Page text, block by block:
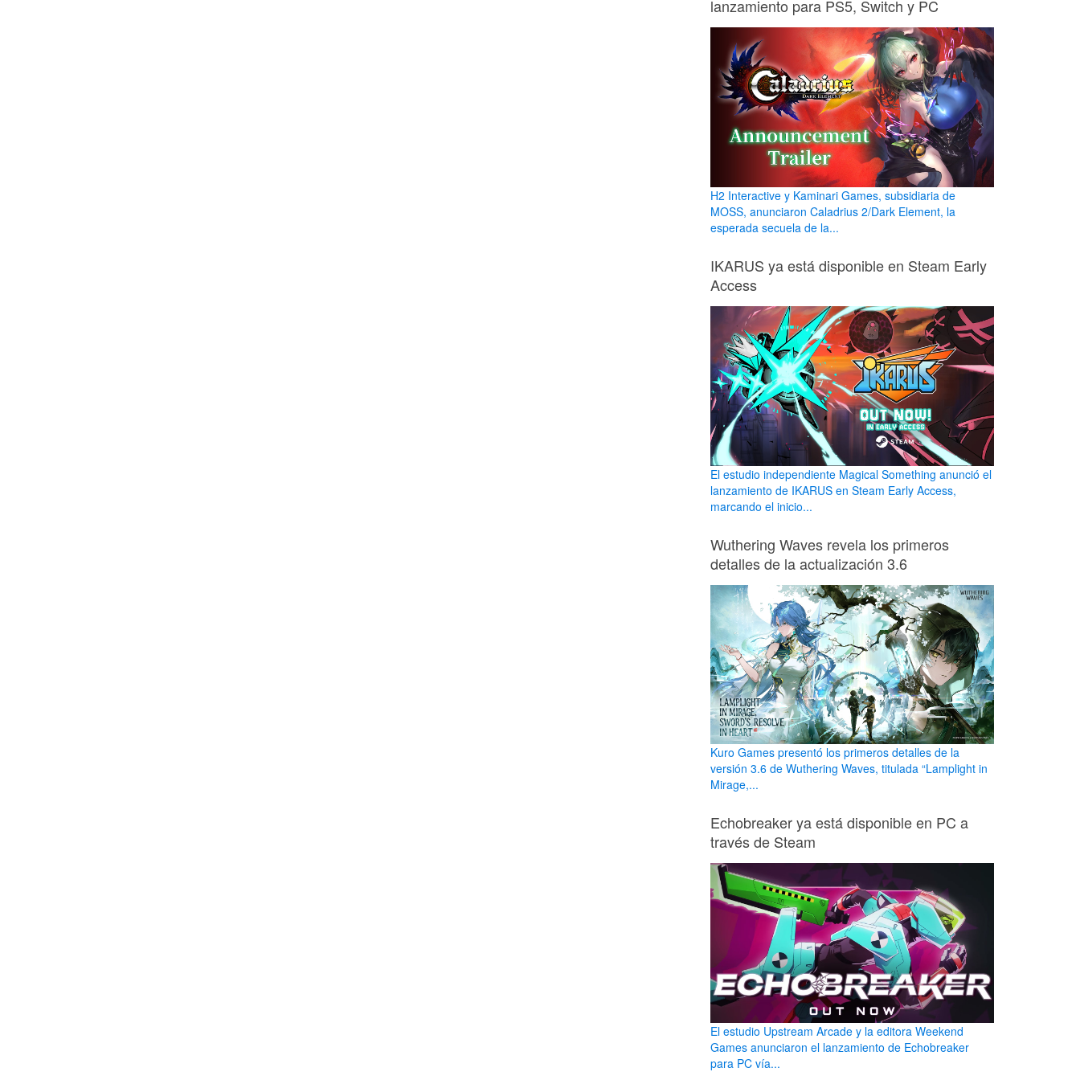
lanzamiento para PS5, Switch y PC
H2 Interactive y Kaminari Games, subsidiaria de
MOSS, anunciaron Caladrius 2/Dark Element, la
esperada secuela de la...
IKARUS ya está disponible en Steam Early
Access
El estudio independiente Magical Something anunció el
lanzamiento de IKARUS en Steam Early Access,
marcando el inicio...
Wuthering Waves revela los primeros
detalles de la actualización 3.6
Kuro Games presentó los primeros detalles de la
versión 3.6 de Wuthering Waves, titulada “Lamplight in
Mirage,...
Echobreaker ya está disponible en PC a
través de Steam
El estudio Upstream Arcade y la editora Weekend
Games anunciaron el lanzamiento de Echobreaker
para PC vía...